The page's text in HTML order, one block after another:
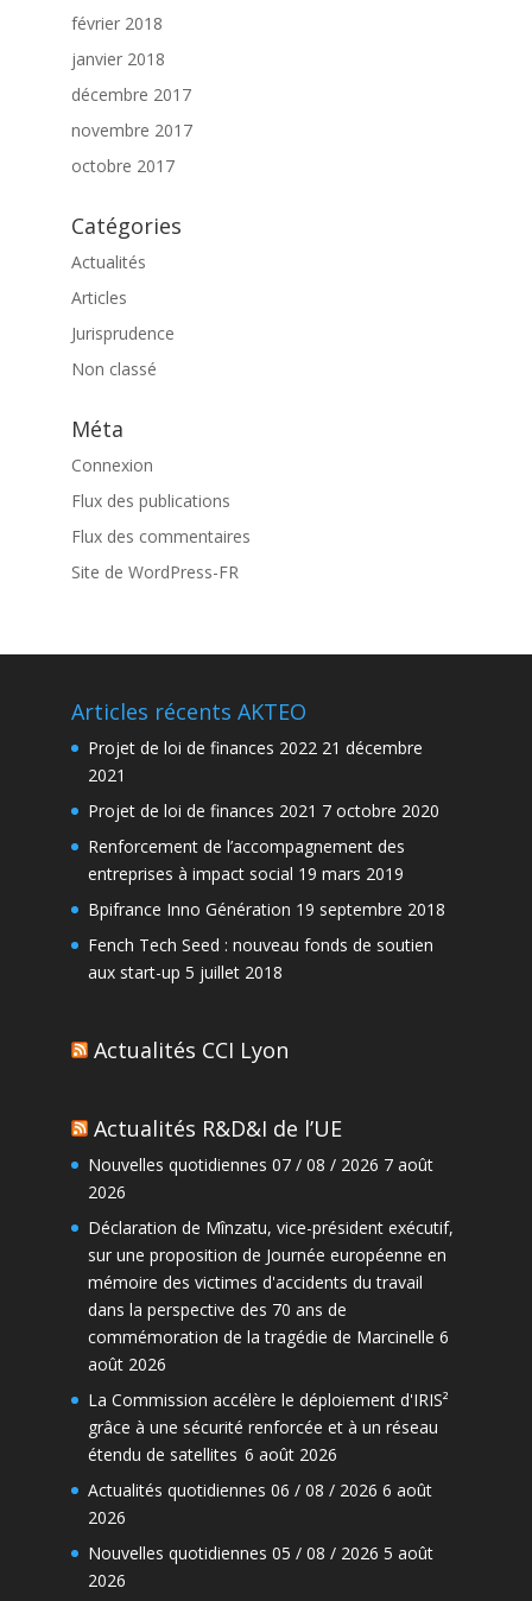
février 2018
janvier 2018
décembre 2017
novembre 2017
octobre 2017
Catégories
Actualités
Articles
Jurisprudence
Non classé
Méta
Connexion
Flux des publications
Flux des commentaires
Site de WordPress-FR
Articles récents AKTEO
Projet de loi de finances 2022 21 décembre
2021
Projet de loi de finances 2021 7 octobre 2020
Renforcement de l’accompagnement des
entreprises à impact social 19 mars 2019
Bpifrance Inno Génération 19 septembre 2018
Fench Tech Seed : nouveau fonds de soutien
aux start-up 5 juillet 2018
Actualités CCI Lyon
Actualités R&D&I de l’UE
Nouvelles quotidiennes 07 / 08 / 2026 7 août
2026
Déclaration de Mînzatu, vice-président exécutif,
sur une proposition de Journée européenne en
mémoire des victimes d'accidents du travail
dans la perspective des 70 ans de
commémoration de la tragédie de Marcinelle 6
août 2026
La Commission accélère le déploiement d'IRIS²
grâce à une sécurité renforcée et à un réseau
étendu de satellites 6 août 2026
Actualités quotidiennes 06 / 08 / 2026 6 août
2026
Nouvelles quotidiennes 05 / 08 / 2026 5 août
2026